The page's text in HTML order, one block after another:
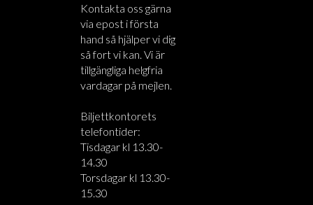
Kontakta oss gärna
via epost i första
hand så hjälper vi dig
så fort vi kan. Vi är
tillgängliga helgfria
vardagar på mejlen.
Biljettkontorets
telefontider:
Tisdagar kl 13.30-
14.30
Torsdagar kl 13.30-
15.30